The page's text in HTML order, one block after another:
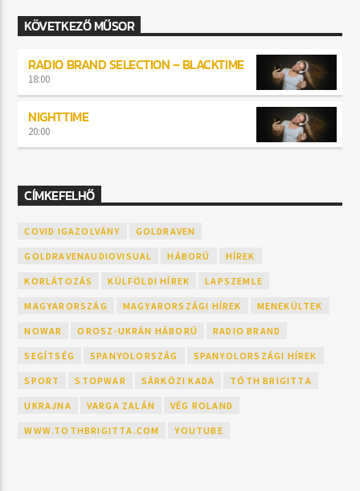
KÖVETKEZŐ MŰSOR
RADIO BRAND SELECTION – BLACKTIME
18:00
NIGHTTIME
20:00
CÍMKEFELHŐ
COVID IGAZOLVÁNY GOLDRAVEN
GOLDRAVENAUDIOVISUAL HÁBORÚ HÍREK
KORLÁTOZÁS KÜLFÖLDI HÍREK LAPSZEMLE
MAGYARORSZÁG MAGYARORSZÁGI HÍREK MENEKÜLTEK
NOWAR OROSZ-UKRÁN HÁBORÚ RADIO BRAND
SEGÍTSÉG SPANYOLORSZÁG SPANYOLORSZÁGI HÍREK
SPORT STOPWAR SÁRKÖZI KADA TÓTH BRIGITTA
UKRAJNA VARGA ZALÁN VÉG ROLAND
WWW.TOTHBRIGITTA.COM YOUTUBE